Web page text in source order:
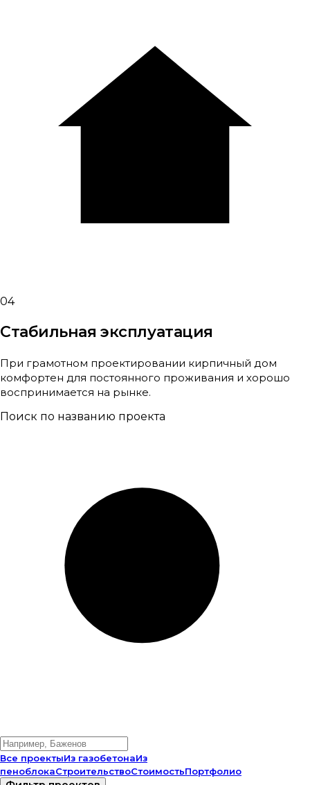
04
Стабильная эксплуатация
При грамотном проектировании кирпичный дом
комфортен для постоянного проживания и хорошо
воспринимается на рынке.
Поиск по названию проекта
Все проектыИз газобетонаИз
пеноблокаСтроительствоСтоимостьПортфолио